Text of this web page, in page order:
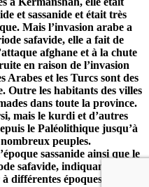
et sassanide et était très
Mais l’invasion arabe a
safavide, elle a fait de
afghane et à la chute
en raison de l’invasion
Arabes et les Turcs sont des
Outre les habitants des villes
dans toute la province.
mais le kurdi et d’autres
le Paléolithique jusqu’à
peuples.
sassanide ainsi que le
safavide, indiquant la
différentes époques.